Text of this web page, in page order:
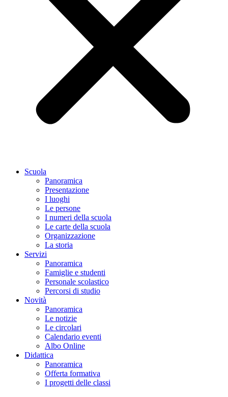
Scuola
Panoramica
Presentazione
I luoghi
Le persone
I numeri della scuola
Le carte della scuola
Organizzazione
La storia
Servizi
Panoramica
Famiglie e studenti
Personale scolastico
Percorsi di studio
Novità
Panoramica
Le notizie
Le circolari
Calendario eventi
Albo Online
Didattica
Panoramica
Offerta formativa
I progetti delle classi